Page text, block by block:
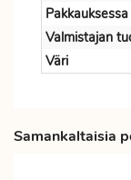
Valmistajan
Väri
Samankaltaisia